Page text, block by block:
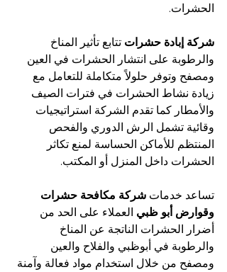
الحشرات.
شركة إبادة حشرات تتابع تأثير المناخ
والرطوبة على انتشار الحشرات في العين
ومصفح وتوفر حلولاً متكاملة للتعامل مع
زيادة نشاط الحشرات في فترات الصيف
والأمطار كما تقدم الشركة استراتيجيات
وقائية تشمل الرش الدوري والفحص
المنتظم للأماكن الحساسة لمنع تكاثر
الحشرات داخل المنزل أو المكتب.
تساعد خدمات شركة مكافحة حشرات
وقوارض أبو ظبي العملاء على الحد من
أضرار الحشرات الناتجة عن المناخ
والرطوبة في أبوظبي والفلاح والعين
ومصفح من خلال استخدام مواد فعالة وآمنة